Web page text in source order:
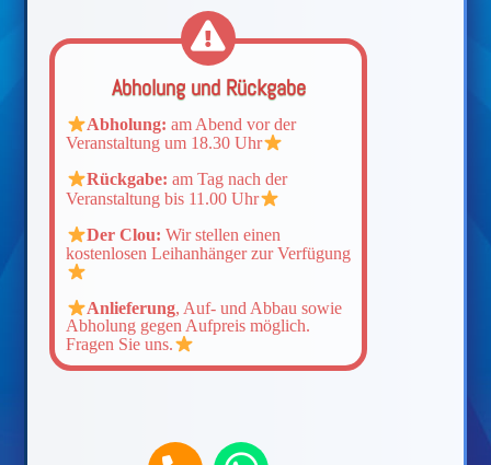
Abholung und Rückgabe
Abholung: am Abend vor der
Veranstaltung um 18.30 Uhr
Rückgabe: am Tag nach der
Veranstaltung bis 11.00 Uhr
Der Clou: Wir stellen einen
kostenlosen Leihanhänger zur Verfügung
Anlieferung, Auf- und Abbau sowie
Abholung gegen Aufpreis möglich.
Fragen Sie uns.